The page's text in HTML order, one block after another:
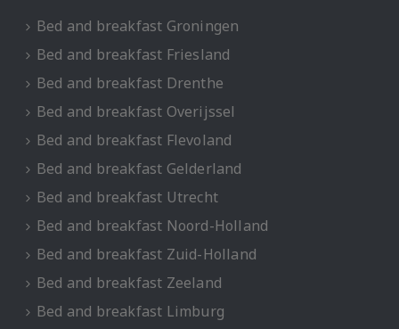
Bed and breakfast Groningen
Bed and breakfast Friesland
Bed and breakfast Drenthe
Bed and breakfast Overijssel
Bed and breakfast Flevoland
Bed and breakfast Gelderland
Bed and breakfast Utrecht
Bed and breakfast Noord-Holland
Bed and breakfast Zuid-Holland
Bed and breakfast Zeeland
Bed and breakfast Limburg